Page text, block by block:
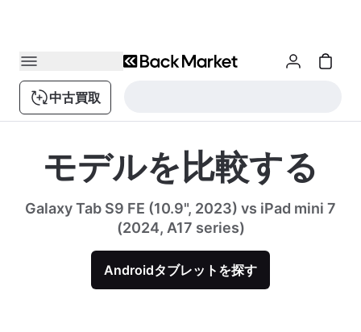
中古買取
モデルを比較する
Galaxy Tab S9 FE (10.9", 2023) vs iPad mini 7
(2024, A17 series)
Androidタブレットを探す